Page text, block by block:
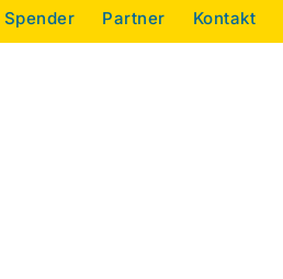
Spender Partner Kontakt